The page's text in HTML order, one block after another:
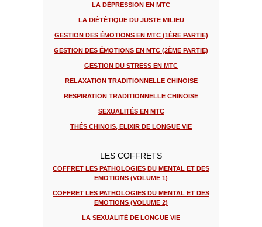
LA DÉPRESSION EN MTC
LA DIÉTÉTIQUE DU JUSTE MILIEU
GESTION DES ÉMOTIONS EN MTC (1ÈRE PARTIE)
GESTION DES ÉMOTIONS EN MTC (2ÈME PARTIE)
GESTION DU STRESS EN MTC
RELAXATION TRADITIONNELLE CHINOISE
RESPIRATION TRADITIONNELLE CHINOISE
SEXUALITÉS EN MTC
THÉS CHINOIS, ELIXIR DE LONGUE VIE
LES COFFRETS
COFFRET LES PATHOLOGIES DU MENTAL ET DES
EMOTIONS (VOLUME 1)
COFFRET LES PATHOLOGIES DU MENTAL ET DES
EMOTIONS (VOLUME 2)
LA SEXUALITÉ DE LONGUE VIE